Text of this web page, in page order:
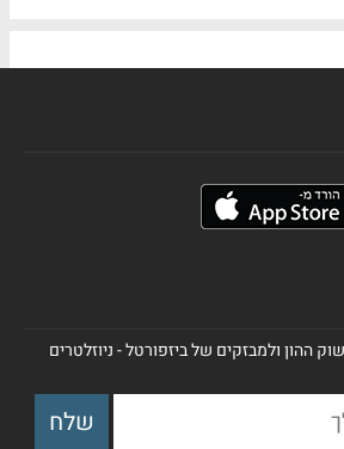
ההון ולמבזקים של ביזפורטל - ניוזלטרים